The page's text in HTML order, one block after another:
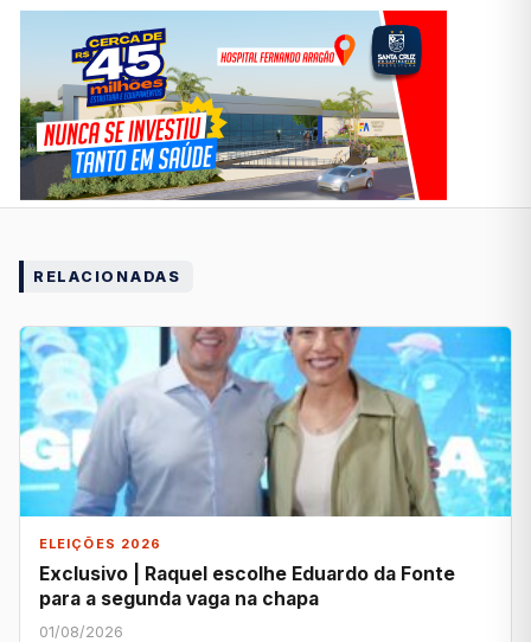
RELACIONADAS
ELEIÇÕES 2026
Exclusivo | Raquel escolhe Eduardo da Fonte
para a segunda vaga na chapa
01/08/2026